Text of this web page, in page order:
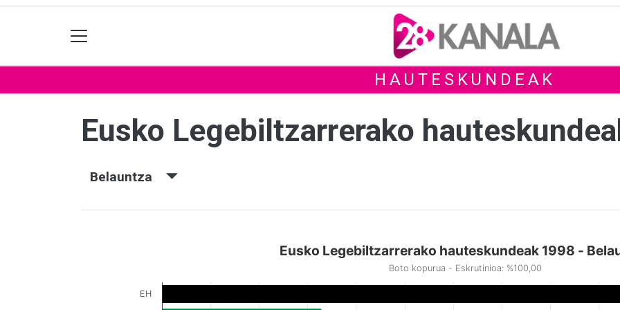
HAUTESKUNDEAK
Eusko Legebiltzarrerako
Belauntza
Eusko Legebiltzarrerako hauteskundeak 1998 -
Boto kopurua - Eskrutinioa: %100,00
EH